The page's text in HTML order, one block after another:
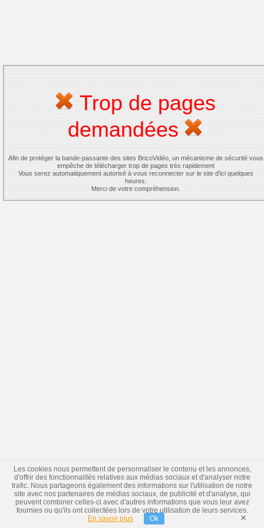
Trop de pages
demandées
Afin de protéger la bande-passante des sites BricoVidéo, un mécanisme de sécurité vous
empêche de télécharger trop de pages très rapidement
Vous serez automatiquement autorisé à vous reconnecter sur le site d'ici quelques
heures.
Merci de votre compréhension.
Les cookies nous permettent de personnaliser le contenu et les annonces,
d'offrir des fonctionnalités relatives aux médias sociaux et d'analyser notre
trafic. Nous partageons également des informations sur l'utilisation de notre
site avec nos partenaires de médias sociaux, de publicité et d'analyse, qui
peuvent combiner celles-ci avec d'autres informations que vous leur avez
fournies ou qu'ils ont collectées lors de votre utilisation de leurs services.
En savoir plus
Ok ×